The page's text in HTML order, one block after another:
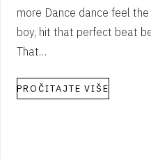
more Dance dance feel
boy, hit that perfect beat
That…
PROČITAJTE VIŠE